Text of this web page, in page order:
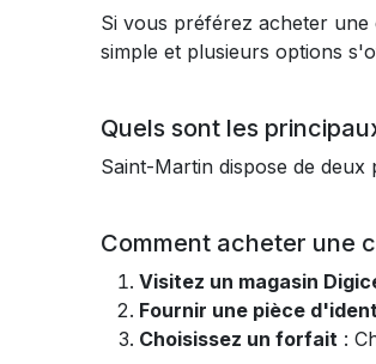
Si vous préférez acheter
simple et plusieurs options
Quels sont les
Saint-Martin dispose de
Comment acheter une
Visitez un magasin
Fournir une pièce
Choisissez un forfait :